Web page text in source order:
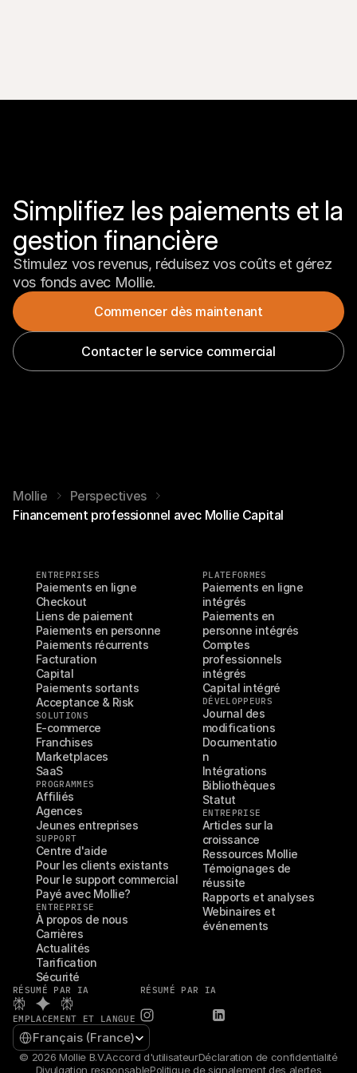
Simplifiez les paiements et la
gestion financière
Stimulez vos revenus, réduisez vos coûts et gérez
vos fonds avec Mollie.
Commencer dès maintenant
Contacter le service commercial
Mollie
Perspectives
Financement professionnel avec Mollie Capital
ENTREPRISES
Paiements en ligne
Checkout
Liens de paiement
Paiements en personne
Paiements récurrents
Facturation
Capital
Paiements sortants
Acceptance & Risk
SOLUTIONS
E-commerce
Franchises
Marketplaces
SaaS
PROGRAMMES
Affiliés
Agences
Jeunes entreprises
SUPPORT
Centre d'aide
Pour les clients existants
Pour le support commercial
Payé avec Mollie?
ENTREPRISE
À propos de nous
Carrières
Actualités
Tarification
Sécurité
PLATEFORMES
Paiements en ligne
intégrés
Paiements en
personne intégrés
Comptes
professionnels
intégrés
Capital intégré
DÉVELOPPEURS
Journal des
modifications
Documentatio
n
Intégrations
Bibliothèques
Statut
ENTREPRISE
Articles sur la
croissance
Ressources Mollie
Témoignages de
réussite
Rapports et analyses
Webinaires et
événements
RÉSUMÉ PAR IA RÉSUMÉ PAR IA
EMPLACEMENT ET LANGUE
Select Language
Français (France)
© 2026 Mollie B.V.Accord d'utilisateurDéclaration de confidentialité
Divulgation responsablePolitique de signalement des alertes